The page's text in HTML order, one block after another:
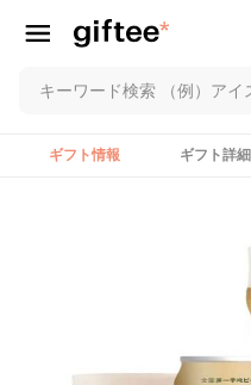
ギフト情報 ギフト詳細